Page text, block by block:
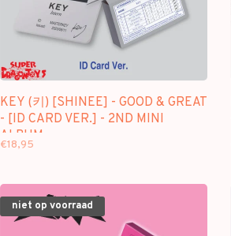
KEY (키) [SHINEE] - GOOD & GREAT
- [ID CARD VER.] - 2ND MINI
ALBUM
€18,95
niet op voorraad